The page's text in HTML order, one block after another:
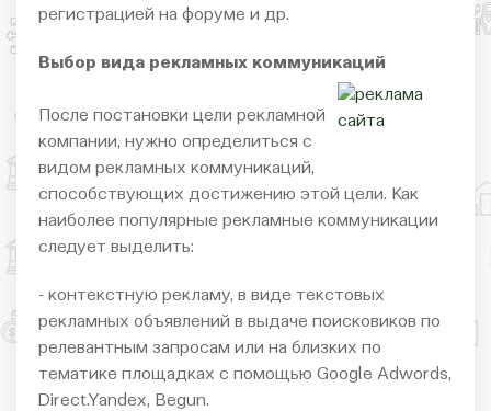
регистрацией на форуме и др.
Выбор вида рекламных коммуникаций
После постановки цели рекламной
компании, нужно определиться с
видом рекламных коммуникаций,
способствующих достижению этой цели. Как
наиболее популярные рекламные коммуникации
следует выделить:
- контекстную рекламу, в виде текстовых
рекламных объявлений в выдаче поисковиков по
релевантным запросам или на близких по
тематике площадках с помощью Google Adwords,
Direct.Yandex, Begun.